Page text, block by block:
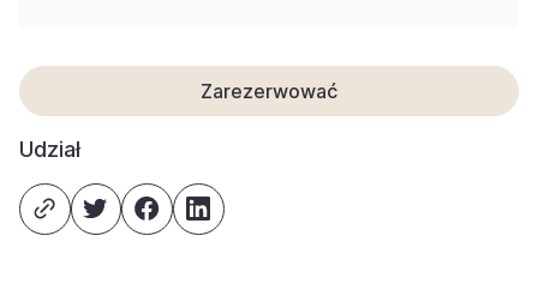
Zarezerwować
Udział